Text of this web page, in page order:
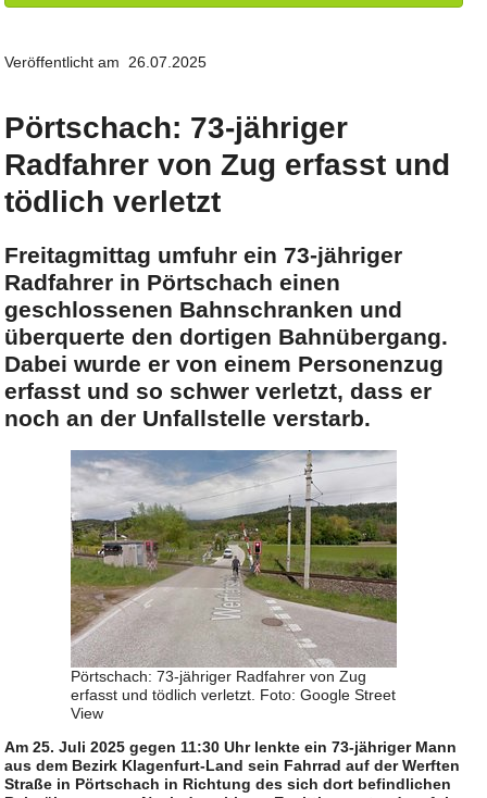
Veröffentlicht am 26.07.2025
Pörtschach: 73-jähriger
Radfahrer von Zug erfasst und
tödlich verletzt
Freitagmittag umfuhr ein 73-jähriger
Radfahrer in Pörtschach einen
geschlossenen Bahnschranken und
überquerte den dortigen Bahnübergang.
Dabei wurde er von einem Personenzug
erfasst und so schwer verletzt, dass er
noch an der Unfallstelle verstarb.
Pörtschach: 73-jähriger Radfahrer von Zug
erfasst und tödlich verletzt. Foto: Google Street
View
Am 25. Juli 2025 gegen 11:30 Uhr lenkte ein 73-jähriger Mann
aus dem Bezirk Klagenfurt-Land sein Fahrrad auf der Werften
Straße in Pörtschach in Richtung des sich dort befindlichen